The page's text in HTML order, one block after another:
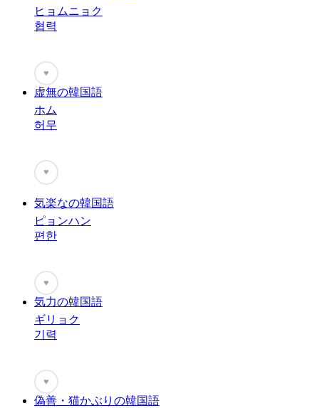
ヒョムニョク
협력
♥
虚無の韓国語
ホム
허무
♥
気楽なの韓国語
ピョンハン
편한
♥
気力の韓国語
ギリョク
기력
♥
偽善・猫かぶりの韓国語